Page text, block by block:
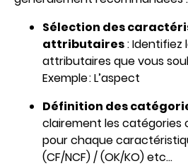
Sélection des
attributaires: Identifiez
attributaires que vous
Exemple : L’aspect
Définition des
clairement les catégories
pour chaque
(CF/NCF) / (OK/KO) etc…